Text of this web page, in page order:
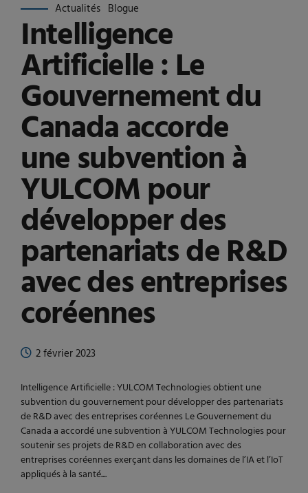
Actualités Blogue
Intelligence
Artificielle : Le
Gouvernement du
Canada accorde
une subvention à
YULCOM pour
développer des
partenariats de R&D
avec des entreprises
coréennes
2 février 2023
Intelligence Artificielle : YULCOM Technologies obtient une
subvention du gouvernement pour développer des partenariats
de R&D avec des entreprises coréennes Le Gouvernement du
Canada a accordé une subvention à YULCOM Technologies pour
soutenir ses projets de R&D en collaboration avec des
entreprises coréennes exerçant dans les domaines de l’IA et l’IoT
appliqués à la santé....